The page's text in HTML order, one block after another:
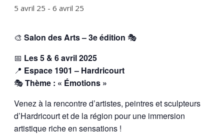
5 avril 25 - 6 avril 25
🎨 Salon des Arts – 3e édition 🎭
📅 Les 5 & 6 avril 2025
📍 Espace 1901 – Hardricourt
🎭Thème : « Émotions »
Venez à la rencontre d’artistes, peintres et sculpteurs
d’Hardricourt et de la région pour une immersion
artistique riche en sensations !